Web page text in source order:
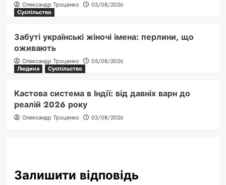
Олександр Троценко
05/08/2026
Суспільство
Забуті українські жіночі імена: перлини, що
оживають
Олександр Троценко
05/08/2026
Людина
Суспільство
Кастова система в Індії: від давніх варн до
реалій 2026 року
Олександр Троценко 03/08/2026
Залишити відповідь